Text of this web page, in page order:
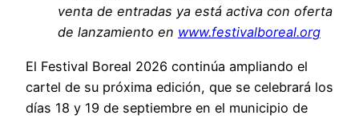
venta de entradas ya está activa con oferta
de lanzamiento en www.festivalboreal.org
El Festival Boreal 2026 continúa ampliando el
cartel de su próxima edición, que se celebrará los
días 18 y 19 de septiembre en el municipio de